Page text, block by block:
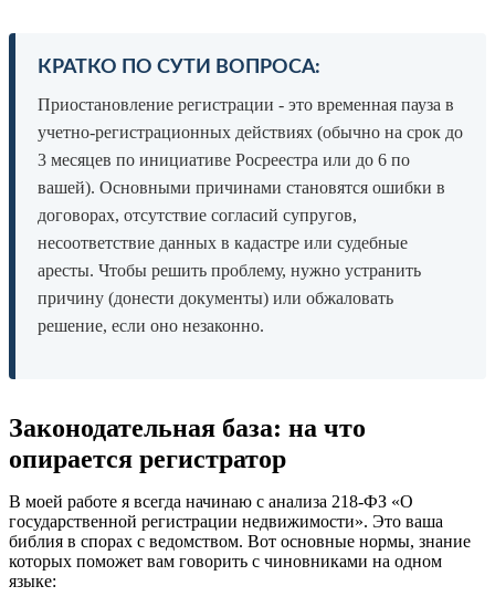
КРАТКО ПО СУТИ ВОПРОСА:
Приостановление регистрации - это временная пауза в
учетно-регистрационных действиях (обычно на срок до
3 месяцев по инициативе Росреестра или до 6 по
вашей). Основными причинами становятся ошибки в
договорах, отсутствие согласий супругов,
несоответствие данных в кадастре или судебные
аресты. Чтобы решить проблему, нужно устранить
причину (донести документы) или обжаловать
решение, если оно незаконно.
Законодательная база: на что
опирается регистратор
В моей работе я всегда начинаю с анализа 218-ФЗ «О
государственной регистрации недвижимости». Это ваша
библия в спорах с ведомством. Вот основные нормы, знание
которых поможет вам говорить с чиновниками на одном
языке: